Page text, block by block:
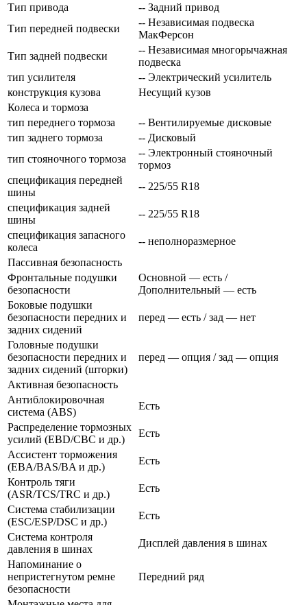
Тип привода
-- Задний привод
Тип передней подвески
-- Независимая подвеска
МакФерсон
Тип задней подвески
-- Независимая многорычажная
подвеска
тип усилителя
-- Электрический усилитель
конструкция кузова
Несущий кузов
Колеса и тормоза
тип переднего тормоза
-- Вентилируемые дисковые
тип заднего тормоза
-- Дисковый
тип стояночного тормоза
-- Электронный стояночный
тормоз
спецификация передней
шины
-- 225/55 R18
спецификация задней
шины
-- 225/55 R18
спецификация запасного
колеса
-- неполноразмерное
Пассивная безопасность
Фронтальные подушки
безопасности
Основной — есть /
Дополнительный — есть
Боковые подушки
безопасности передних и
задних сидений
перед — есть / зад — нет
Головные подушки
безопасности передних и
задних сидений (шторки)
перед — опция / зад — опция
Активная безопасность
Антиблокировочная
система (ABS)
Есть
Распределение тормозных
усилий (EBD/CBC и др.)
Есть
Ассистент торможения
(EBA/BAS/BA и др.)
Есть
Контроль тяги
(ASR/TCS/TRC и др.)
Есть
Система стабилизации
(ESC/ESP/DSC и др.)
Есть
Система контроля
давления в шинах
Дисплей давления в шинах
Напоминание о
непристегнутом ремне
безопасности
Передний ряд